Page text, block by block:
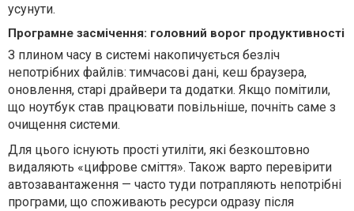
усунути.
Програмне засмічення: головний ворог продуктивності
З плином часу в системі накопичується безліч
непотрібних файлів: тимчасові дані, кеш браузера,
оновлення, старі драйвери та додатки. Якщо помітили,
що ноутбук став працювати повільніше, почніть саме з
очищення системи.
Для цього існують прості утиліти, які безкоштовно
видаляють «цифрове сміття». Також варто перевірити
автозавантаження — часто туди потрапляють непотрібні
програми, що споживають ресурси одразу після